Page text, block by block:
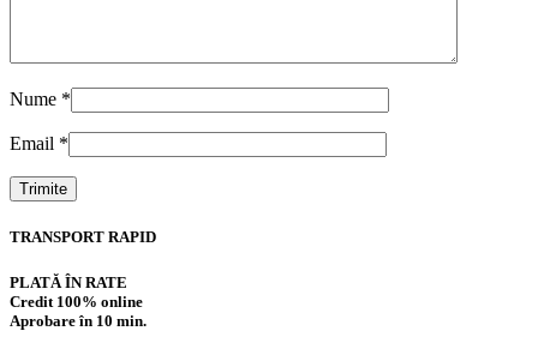
Nume *
Email *
TRANSPORT RAPID
PLATĂ ÎN RATE
Credit 100% online
Aprobare în 10 min.